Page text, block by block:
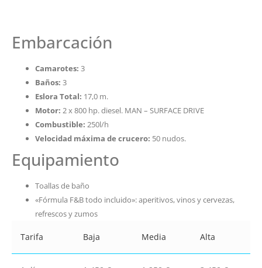
Embarcación
Camarotes: 3
Baños: 3
Eslora Total: 17,0 m.
Motor: 2 x 800 hp. diesel. MAN – SURFACE DRIVE
Combustible: 250l/h
Velocidad máxima de crucero: 50 nudos.
Equipamiento
Toallas de baño
«Fórmula F&B todo incluido»: aperitivos, vinos y cervezas,
refrescos y zumos
Tarifa Baja Media Alta